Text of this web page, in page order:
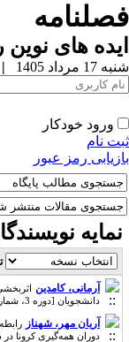
های نوین
مرداد 1405 |
ورود خودکار
نام
رمز عبور
آرمانی، کامدین اثربخشی
دانشجویان [دوره 3، شماره 7]
آریان مهر، شهناز رابطه
دوران همه‌گیری کرونا در دانشجویان